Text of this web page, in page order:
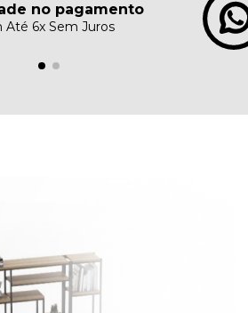
no pagamento
Até 6x Sem Juros